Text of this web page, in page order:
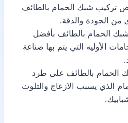
تركيب شبك الحمام بالطائف
الجودة والدقة.
الحمام بالطائف بأفضل
الأولية التي يتم بها صناعة
الحمام بالطائف على طرد
الذي يسبب الازعاج والتلوث